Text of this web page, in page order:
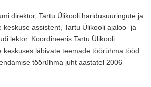
direktor, Tartu Ülikooli haridusuuringute ja
keskuse assistent, Tartu Ülikooli ajaloo- ja
lektor. Koordineeris Tartu Ülikooli
läbivate teemade töörühma tööd.
töörühma juht aastatel 2006–